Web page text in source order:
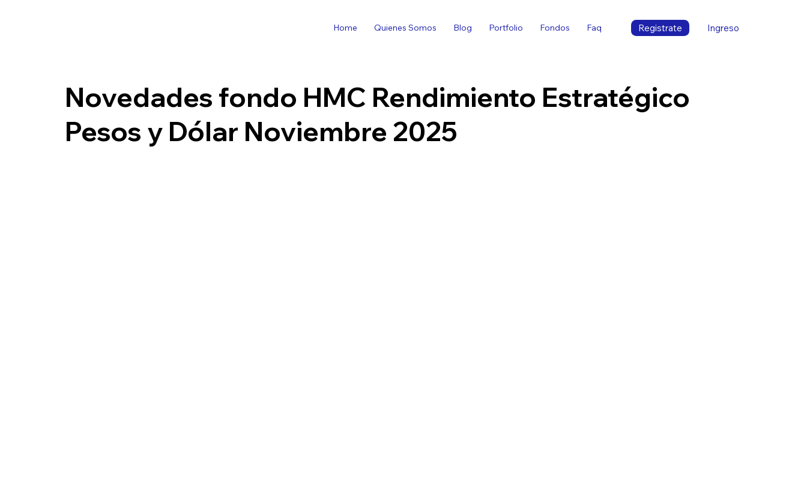
Home Quienes Somos Blog Portfolio Fondos Faq Ingreso
Registrate
Novedades fondo HMC Rendimiento Estratégico
Pesos y Dólar Noviembre 2025